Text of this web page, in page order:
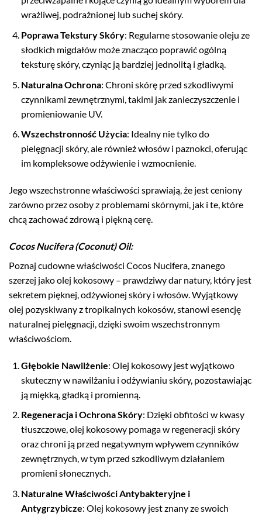
wrażliwej, podrażnionej lub suchej skóry.
Poprawa Tekstury Skóry: Regularne stosowanie oleju ze
słodkich migdałów może znacząco poprawić ogólną
teksturę skóry, czyniąc ją bardziej jednolitą i gładką.
Naturalna Ochrona: Chroni skórę przed szkodliwymi
czynnikami zewnętrznymi, takimi jak zanieczyszczenie i
promieniowanie UV.
Wszechstronność Użycia: Idealny nie tylko do
pielęgnacji skóry, ale również włosów i paznokci, oferując
im kompleksowe odżywienie i wzmocnienie.
Jego wszechstronne właściwości sprawiają, że jest ceniony
zarówno przez osoby z problemami skórnymi, jak i te, które
chcą zachować zdrową i piękną cerę.
Cocos Nucifera (Coconut) Oil:
Poznaj cudowne właściwości Cocos Nucifera, znanego
szerzej jako olej kokosowy – prawdziwy dar natury, który jest
sekretem pięknej, odżywionej skóry i włosów. Wyjątkowy
olej pozyskiwany z tropikalnych kokosów, stanowi esencję
naturalnej pielęgnacji, dzięki swoim wszechstronnym
właściwościom.
Głębokie Nawilżenie: Olej kokosowy jest wyjątkowo
skuteczny w nawilżaniu i odżywianiu skóry, pozostawiając
ją miękką, gładką i promienną.
Regeneracja i Ochrona Skóry: Dzięki obfitości w kwasy
tłuszczowe, olej kokosowy pomaga w regeneracji skóry
oraz chroni ją przed negatywnym wpływem czynników
zewnętrznych, w tym przed szkodliwym działaniem
promieni słonecznych.
Naturalne Właściwości Antybakteryjne i
Antygrzybicze: Olej kokosowy jest znany ze swoich